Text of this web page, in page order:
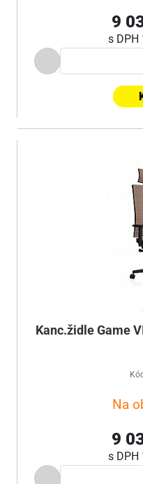
9
s DPH
Kanc.židle Game
Na
9
s DPH